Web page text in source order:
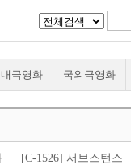
극영화 국외극영화
[C-1526] 서브스턴스